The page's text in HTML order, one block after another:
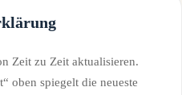
Zeit zu Zeit aktualisieren.
oben spiegelt die neueste